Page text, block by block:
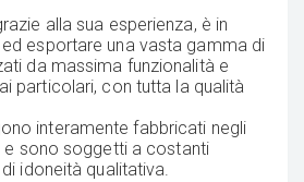
alla sua esperienza, è in
esportare una vasta gamma di
da massima funzionalità e
particolari, con tutta la qualità
interamente fabbricati negli
e sono soggetti a costanti
idoneità qualitativa.